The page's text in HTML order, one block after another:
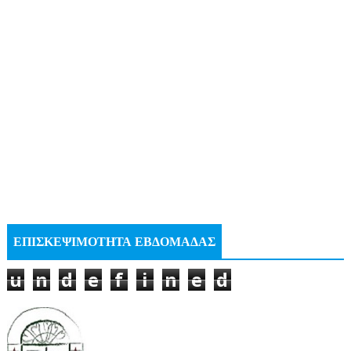
ΕΠΙΣΚΕΨΙΜΟΤΗΤΑ ΕΒΔΟΜΑΔΑΣ
u n d e f i n e d